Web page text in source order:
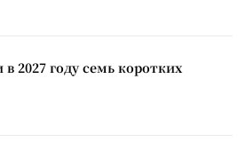
2027 году семь коротких